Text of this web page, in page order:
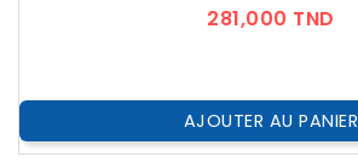
281,000 TND
AJOUTER AU PANIER